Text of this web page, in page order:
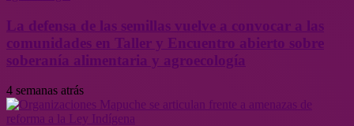
La defensa de las semillas vuelve a convocar a las
comunidades en Taller y Encuentro abierto sobre
soberanía alimentaria y agroecología
4 semanas atrás